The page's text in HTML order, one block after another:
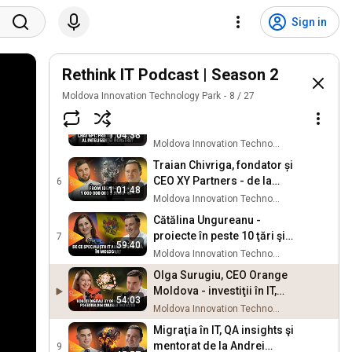
Sign in
Rethink IT Podcast | Season 2
Moldova Innovation Technology Park 8 / 27
Langly - learning&gaming,
investiții, piața din SUA,Moldova Innovation Technology Park
57:44
Veaceslav Panfil, Country
Manager Endava Moldova
$, oamenii
1:04:38
fondator AI în acțiune șiMoldova Innovation Technology Park
6
1:01:48
Traian Chivriga, fondator și
CEO XY Partners - de la
primul start-up din MD laMoldova Innovation Technology Park
7
59:40
Cătălina Ungureanu -
proiecte în peste 10 ţări şi
peste 80 de oameni în
gestiune.
Moldova Innovation Technology Park
54:03
Olga Surugiu, CEO Orange
Moldova - investiţii în IT,
educaţie şi digitalizareMoldova Innovation Technology Park
9
Migraţia în IT, QA insights şi
mentorat de la Andrei